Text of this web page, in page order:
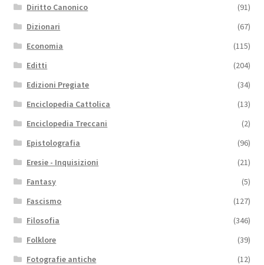
Diritto Canonico
(91)
Dizionari
(67)
Economia
(115)
Editti
(204)
Edizioni Pregiate
(34)
Enciclopedia Cattolica
(13)
Enciclopedia Treccani
(2)
Epistolografia
(96)
Eresie - Inquisizioni
(21)
Fantasy
(5)
Fascismo
(127)
Filosofia
(346)
Folklore
(39)
Fotografie antiche
(12)